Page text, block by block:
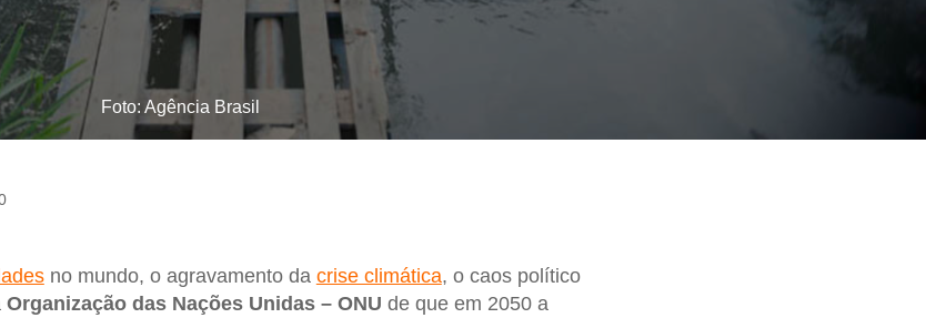
Foto: Agência Brasil
no mundo, o agravamento da crise climática, o caos político
Organização das Nações Unidas – ONU de que em 2050 a